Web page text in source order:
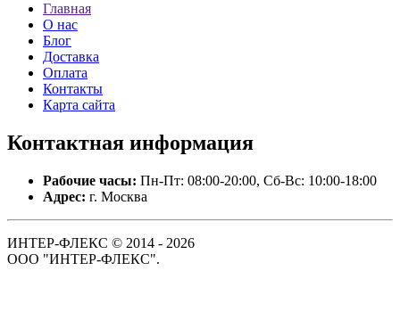
Главная
О нас
Блог
Доставка
Оплата
Контакты
Карта сайта
Контактная информация
Рабочие часы: Пн-Пт: 08:00-20:00, Сб-Вс: 10:00-18:00
Адрес: г. Москва
ИНТЕР-ФЛЕКС © 2014 - 2026
ООО "ИНТЕР-ФЛЕКС".